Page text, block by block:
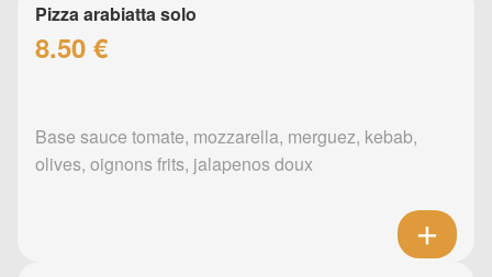
Pizza arabiatta solo
8.50 €
Base sauce tomate, mozzarella, merguez, kebab,
olives, oignons frits, jalapenos doux